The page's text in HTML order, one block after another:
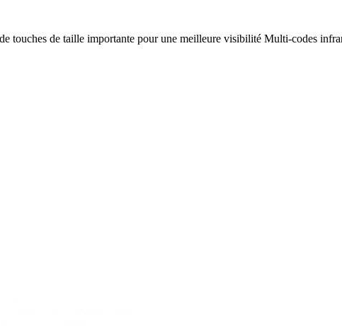
touches de taille importante pour une meilleure visibilité Multi-codes